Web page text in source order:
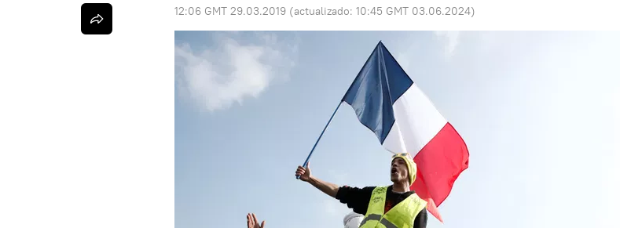
12:06 GMT 29.03.2019 (actualizado: 10:45 GMT 03.06.2024)